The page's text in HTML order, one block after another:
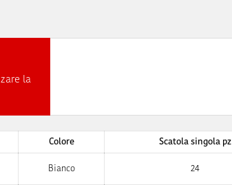
la
Colore Scatola singola pz
Bianco 24